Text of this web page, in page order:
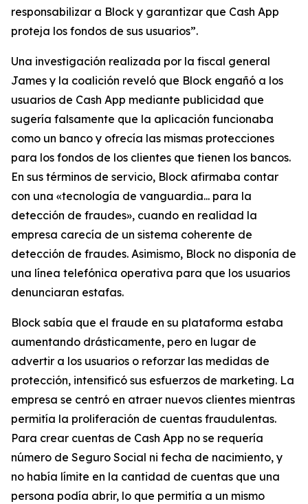
responsabilizar a Block y garantizar que Cash App
proteja los fondos de sus usuarios”.
Una investigación realizada por la fiscal general
James y la coalición reveló que Block engañó a los
usuarios de Cash App mediante publicidad que
sugería falsamente que la aplicación funcionaba
como un banco y ofrecía las mismas protecciones
para los fondos de los clientes que tienen los bancos.
En sus términos de servicio, Block afirmaba contar
con una «tecnología de vanguardia... para la
detección de fraudes», cuando en realidad la
empresa carecía de un sistema coherente de
detección de fraudes. Asimismo, Block no disponía de
una línea telefónica operativa para que los usuarios
denunciaran estafas.
Block sabía que el fraude en su plataforma estaba
aumentando drásticamente, pero en lugar de
advertir a los usuarios o reforzar las medidas de
protección, intensificó sus esfuerzos de marketing. La
empresa se centró en atraer nuevos clientes mientras
permitía la proliferación de cuentas fraudulentas.
Para crear cuentas de Cash App no ​​se requería
número de Seguro Social ni fecha de nacimiento, y
no había límite en la cantidad de cuentas que una
persona podía abrir, lo que permitía a un mismo